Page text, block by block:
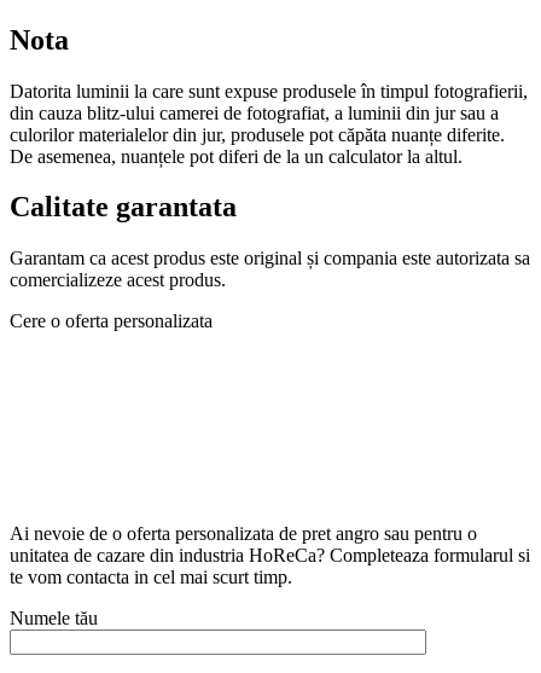
Nota
Datorita luminii la care sunt expuse produsele în timpul fotografierii,
din cauza blitz-ului camerei de fotografiat, a luminii din jur sau a
culorilor materialelor din jur, produsele pot căpăta nuanțe diferite.
De asemenea, nuanțele pot diferi de la un calculator la altul.
Calitate garantata
Garantam ca acest produs este original și compania este autorizata sa
comercializeze acest produs.
Cere o oferta personalizata
Ai nevoie de o oferta personalizata de pret angro sau pentru o
unitatea de cazare din industria HoReCa? Completeaza formularul si
te vom contacta in cel mai scurt timp.
Numele tău